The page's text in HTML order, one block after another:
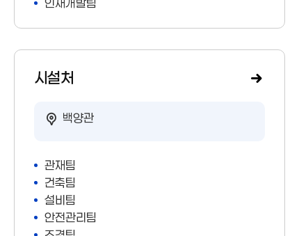
인재개발팀
시설처
백양관
관재팀
건축팀
설비팀
안전관리팀